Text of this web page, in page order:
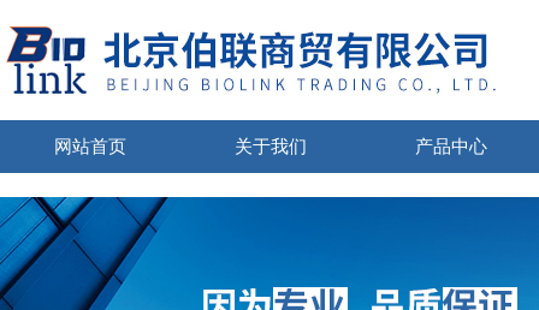
网站首页 关于我们 产品中心